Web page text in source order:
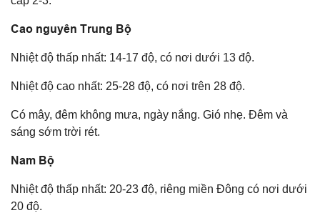
Cao nguyên Trung Bộ
Nhiệt độ thấp nhất: 14-17 độ, có nơi dưới 13 độ.
Nhiệt độ cao nhất: 25-28 độ, có nơi trên 28 độ.
Có mây, đêm không mưa, ngày nắng. Gió nhẹ. Đêm và
sáng sớm trời rét.
Nam Bộ
Nhiệt độ thấp nhất: 20-23 độ, riêng miền Đông có nơi dưới
20 độ.